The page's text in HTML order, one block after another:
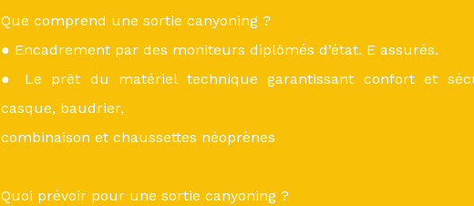
Que comprend une sortie canyoning ?
● Encadrement par des moniteurs diplômés d’état. E assurés.
● Le prêt du matériel technique garantissant confort et
casque, baudrier,
combinaison et chaussettes néoprènes
Quoi prévoir pour une sortie canyoning ?